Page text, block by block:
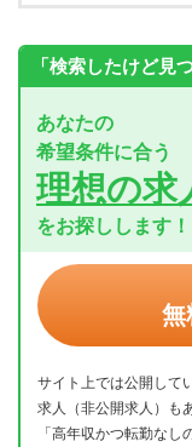
「検索したけど見
あなたの
希望条件に合う
理想の求
をお探しします！
無
サイト上では公開して
求人（非公開求人）も
「高年収かつ転勤なし